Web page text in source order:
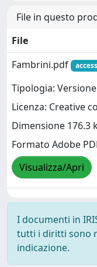
File in questo
File
Fambrini.pdf
Tipologia:
Licenza: Creative
Dimensione 176.3
Formato Adobe
Visualizza/Apri
I documenti in
tutti i diritti sono
indicazione.